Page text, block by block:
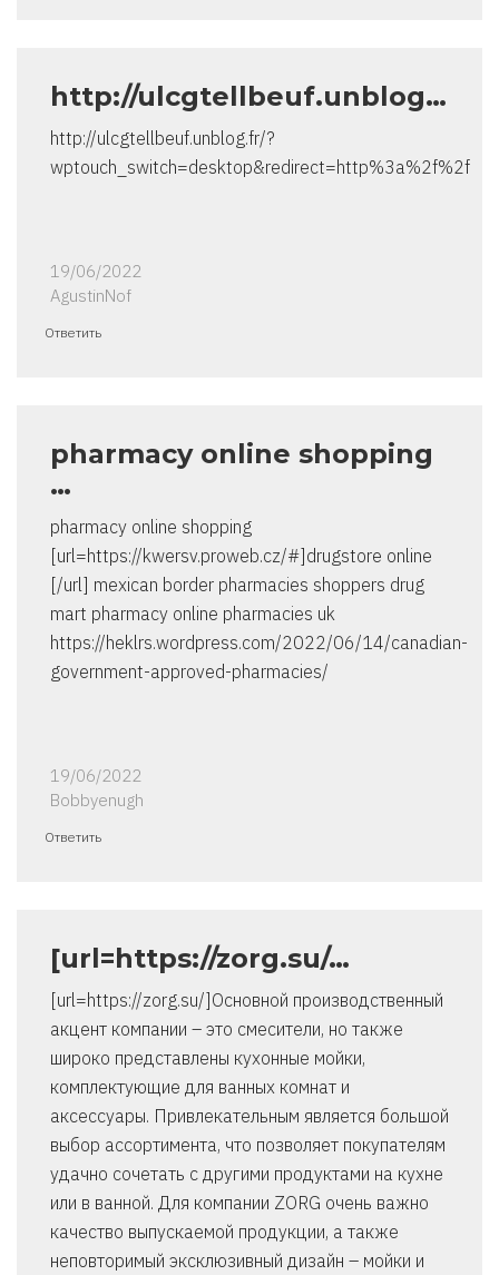
http://ulcgtellbeuf.unblog…
http://ulcgtellbeuf.unblog.fr/?
wptouch_switch=desktop&redirect=http%3a%2f%2f
19/06/2022
AgustinNof
Ответить
pharmacy online shopping
…
pharmacy online shopping
[url=https://kwersv.proweb.cz/#]drugstore online
[/url] mexican border pharmacies shoppers drug
mart pharmacy online pharmacies uk
https://heklrs.wordpress.com/2022/06/14/canadian-
government-approved-pharmacies/
19/06/2022
Bobbyenugh
Ответить
[url=https://zorg.su/…
[url=https://zorg.su/]Основной производственный
акцент компании – это смесители, но также
широко представлены кухонные мойки,
комплектующие для ванных комнат и
аксессуары. Привлекательным является большой
выбор ассортимента, что позволяет покупателям
удачно сочетать с другими продуктами на кухне
или в ванной. Для компании ZORG очень важно
качество выпускаемой продукции, а также
неповторимый эксклюзивный дизайн – мойки и